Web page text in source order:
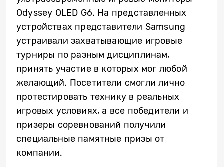
Odyssey OLED G6. На представленных
устройствах представители Samsung
устраивали захватывающие игровые
турниры по разным дисциплинам,
принять участие в которых мог любой
желающий. Посетители смогли лично
протестировать технику в реальных
игровых условиях, а все победители и
призеры соревнований получили
специальные памятные призы от
компании.